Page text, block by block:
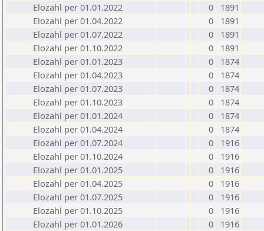
Elozahl per 01.01.2022
0
1891
Elozahl per 01.04.2022
0
1891
Elozahl per 01.07.2022
0
1891
Elozahl per 01.10.2022
0
1891
Elozahl per 01.01.2023
0
1874
Elozahl per 01.04.2023
0
1874
Elozahl per 01.07.2023
0
1874
Elozahl per 01.10.2023
0
1874
Elozahl per 01.01.2024
0
1874
Elozahl per 01.04.2024
0
1874
Elozahl per 01.07.2024
0
1916
Elozahl per 01.10.2024
0
1916
Elozahl per 01.01.2025
0
1916
Elozahl per 01.04.2025
0
1916
Elozahl per 01.07.2025
0
1916
Elozahl per 01.10.2025
0
1916
Elozahl per 01.01.2026
0
1916